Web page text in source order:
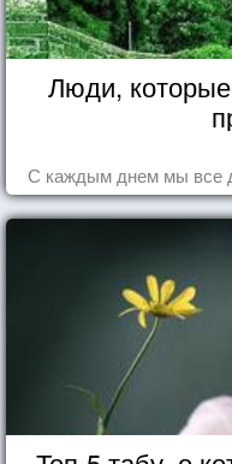
Люди,
С каждым днем мы все